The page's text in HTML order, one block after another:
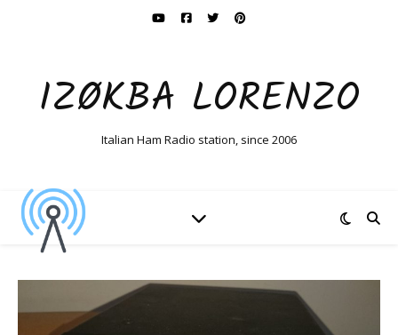
IZØKBA LORENZO
Italian Ham Radio station, since 2006